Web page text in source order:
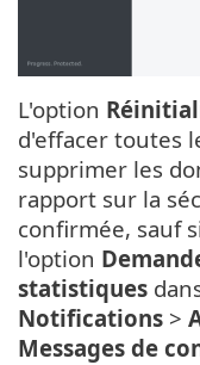
L'option
d'effacer toutes
supprimer les
rapport sur la
confirmée, sauf
l'option
statistiques
Notifications >
Messages de